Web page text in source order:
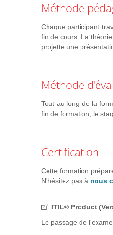
Perspective du
QCM
2 - Activité Découvrir
Vue d’ensemble de
Rôles et livrables
Pratiques de
Concepts et
Les 4 étapes de
Pratiques de
Méthode
Chaque participant
fin de cours. La
projette une
Méthode
Tout au long de la
fin de formation, le
Certification
Cette formation
N'hésitez pas à nous
ITIL® Product
Le passage de